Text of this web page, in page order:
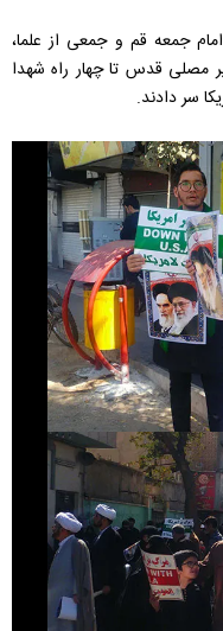
جمعه قم و جمعی از علما،
مصلی قدس تا چهار راه شهدا
سر دادند.